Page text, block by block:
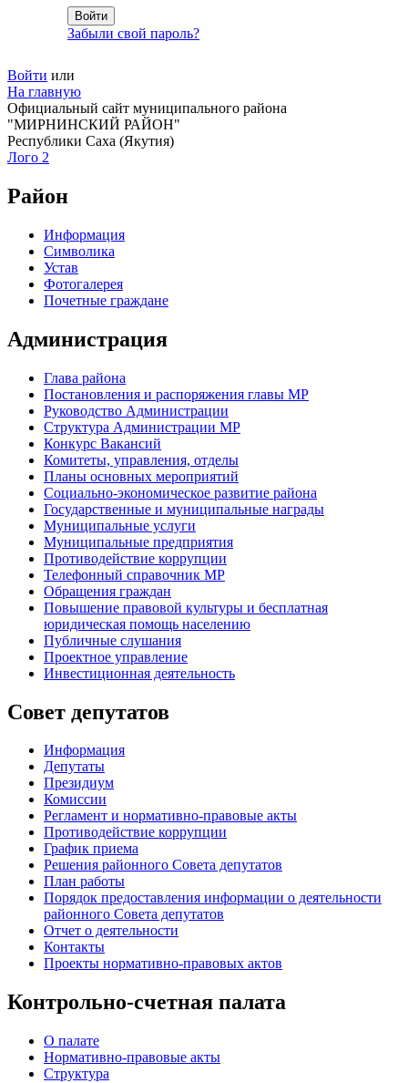
Забыли свой пароль?
Войти или
На главную
Официальный сайт муниципального района
"МИРНИНСКИЙ РАЙОН"
Республики Саха (Якутия)
Лого 2
Район
Информация
Символика
Устав
Фотогалерея
Почетные граждане
Администрация
Глава района
Постановления и распоряжения главы МР
Руководство Администрации
Структура Администрации МР
Конкурс Вакансий
Комитеты, управления, отделы
Планы основных мероприятий
Социально-экономическое развитие района
Государственные и муниципальные награды
Муниципальные услуги
Муниципальные предприятия
Противодействие коррупции
Телефонный справочник МР
Обращения граждан
Повышение правовой культуры и бесплатная
юридическая помощь населению
Публичные слушания
Проектное управление
Инвестиционная деятельность
Совет депутатов
Информация
Депутаты
Президиум
Комиссии
Регламент и нормативно-правовые акты
Противодействие коррупции
График приема
Решения районного Совета депутатов
План работы
Порядок предоставления информации о деятельности
районного Совета депутатов
Отчет о деятельности
Контакты
Проекты нормативно-правовых актов
Контрольно-счетная палата
О палате
Нормативно-правовые акты
Структура